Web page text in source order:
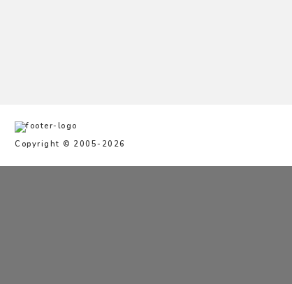
Copyright © 2005-2026